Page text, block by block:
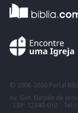
© 2008- 2026 Portal
Av. Gen. Euryale de
- CEP: 12340-010 Tel: